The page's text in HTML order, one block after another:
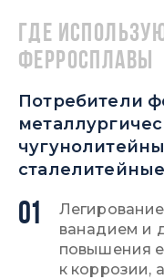
Где
ферросплавы
Потребители
01
ванадием и
повышения
к коррозии,